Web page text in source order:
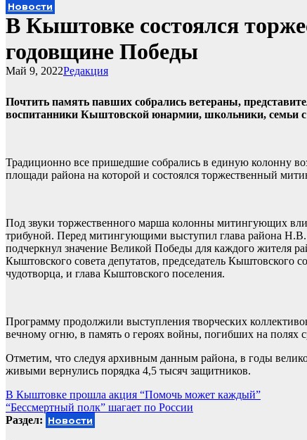
Новости
В Кыштовке состоялся
годовщине Победы
Редакция
Май 9, 2022
Почтить память павших собрались ветераны,
воспитанники Кыштовской юнармии, школьники, семьи с
Традиционно все пришедшие собрались в единую колонну
площади района на которой и состоялся торжественный
Под звуки торжественного марша колонны митингующих
трибуной. Перед митингующими выступил глава района
подчеркнул значение Великой Победы для каждого жителя
Кыштовского совета депутатов, председатель Кыштовского
чудотворца, и глава Кыштовского поселения.
Программу продолжили выступления творческих
вечному огню, в память о героях войны, погибших на полях
Отметим, что следуя архивным данным района, в годы
живыми вернулись порядка 4,5 тысяч защитников.
Навигация
по
В Кыштовке прошла акция “Помочь может каждый”
“Бессмертный полк” шагает по России
Раздел: Новости